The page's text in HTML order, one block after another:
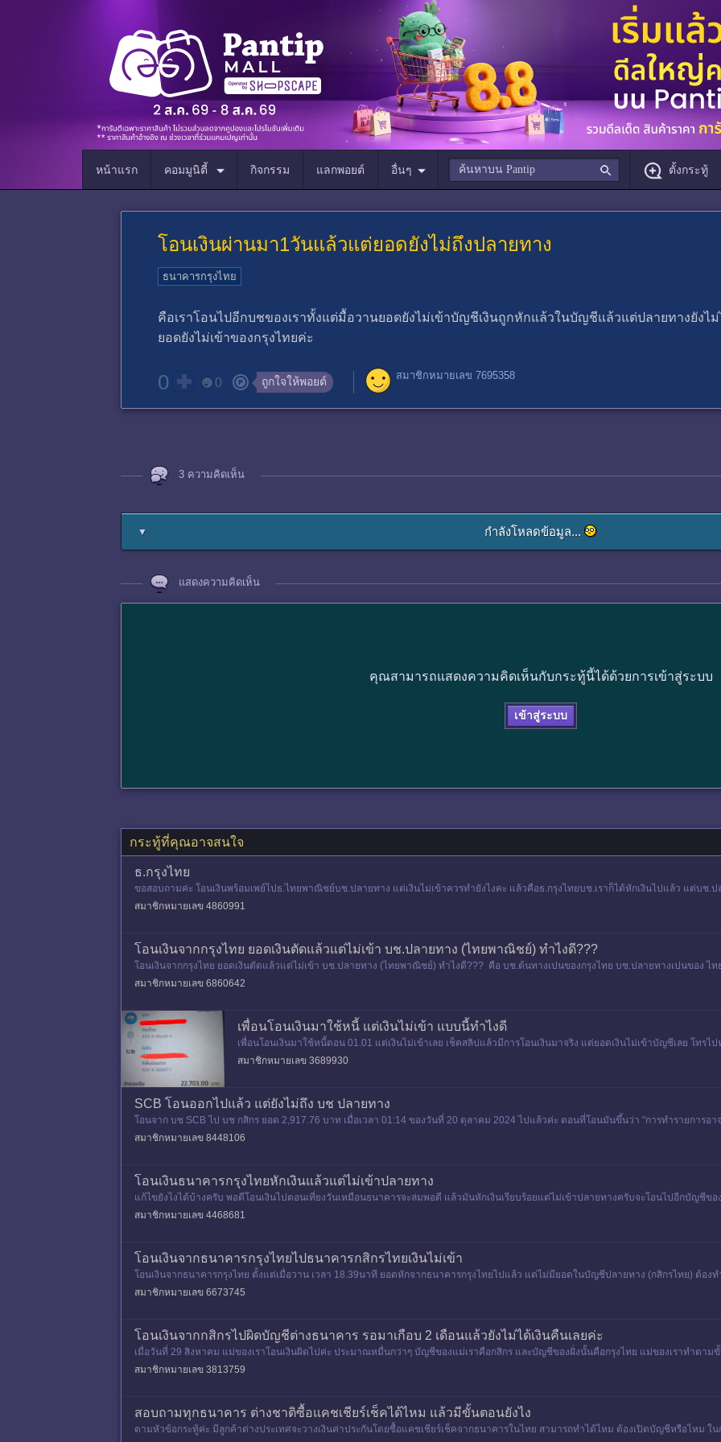
หน้าแรก คอมมูนิตี้ กิจกรรม แลกพอยต์ อื่นๆ ตั้งกระทู้
โอนเงินผ่านมา1วันแล้วแต่ยอดยังไม่ถึงปลายทาง
ธนาคารกรุงไทย
คือเราโอนไปอีกบชของเราทั้งแต่มื้อวานยอดยังไม่เข้าบัญชีเงินถูกหักแล้วในบัญชีแล้วแต่ปลายทางยังไ
ยอดยังไม่เข้าของกรุงไทยค่ะ
0 0 ถูกใจให้พอยต์ สมาชิกหมายเลข 7695358
3 ความคิดเห็น
▼ กำลังโหลดข้อมูล...
แสดงความคิดเห็น
คุณสามารถแสดงความคิดเห็นกับกระทู้นี้ได้ด้วยการเข้าสู่ระบบ
เข้าสู่ระบบ
กระทู้ที่คุณอาจสนใจ
ธ.กรุงไทย
ขอสอบถามค่ะ โอนเงินพร้อมเพย์ไปธ.ไทยพาณิชย์บช.ปลายทาง แต่เงินไม่เข้าควรทำยังไงคะ แล้วคือธ.กรุงไทยบช.เราก็ได้หักเงินไปแล้ว แต่บช.ป
สมาชิกหมายเลข 4860991
โอนเงินจากกรุงไทย ยอดเงินตัดแล้วแต่ไม่เข้า บช.ปลายทาง (ไทยพาณิชย์) ทำไงดี???
โอนเงินจากกรุงไทย ยอดเงินตัดแล้วแต่ไม่เข้า บช.ปลายทาง (ไทยพาณิชย์) ทำไงดี??? คือ บช.ต้นทางเปนของกรุงไทย บช.ปลายทางเปนของ
งอีก ผ่านมา 10 ชม.แล่ว
สมาชิกหมายเลข 6860642
เพื่อนโอนเงินมาใช้หนี้ แต่เงินไม่เข้า แบบนี้ทำไงดี
เพื่อนโอนเงินมาใช้หนี้ตอน 01.01 แต่เงินไม่เข้าเลย เช็คสลิปแล้วมีการโอนเงินมาจริง แต่ยอดเงินไม่เข้าบัญชีเลย โท
อธนาคาร แต่เพื่อนไม่ยอมติดต่อให้เลย แบบนี
สมาชิกหมายเลข 3689930
SCB โอนออกไปแล้ว แต่ยังไม่ถึง บช ปลายทาง
โอนจาก บช SCB ไป บช กสิกร ยอด 2,917.76 บาท เมื่อเวลา 01:14 ของวันที่ 20 ตุลาคม 2024 ไปแล้วค่ะ ตอนที่โอนมันขึ้นว่า "การทำรายการอ
งิน เติมเงิน หรือจ
สมาชิกหมายเลข 8448106
โอนเงินธนาคารกรุงไทยหักเงินแล้วแต่ไม่เข้าปลายทาง
แก้ไขยังไงได้บ้างครับ พอดีโอนเงินไปตอนเที่ยงวันเหมือนธนาคารจะล่มพอดี แล้วมันหักเงินเรียบร้อยแต่ไม่เข้าปลายทางครับจะโอนไปอีกบัญชี
วยังไม่เข้าเลยครับ ต้
สมาชิกหมายเลข 4468681
โอนเงินจากธนาคารกรุงไทยไปธนาคารกสิกรไทยเงินไม่เข้า
โอนเงินจากธนาคารกรุงไทย ตั้งแต่เมื่อวาน เวลา 18.39นาที ยอดหักจากธนาคารกรุงไทยไปแล้ว แต่ไม่มียอดในบัญชีปลายทาง (กสิกรไทย) ต้องท
สมาชิกหมายเลข 6673745
โอนเงินจากกสิกรไปผิดบัญชีต่างธนาคาร รอมาเกือบ 2 เดือนแล้วยังไม่ได้เงินคืนเลยค่ะ
เมื่อวันที่ 29 สิงหาคม แม่ของเราโอนเงินผิดไปค่ะ ประมาณหมื่นกว่าๆ บัญชีของแม่เราคือกสิกร และบัญชีของฝั่งนั้นคือกรุงไทย แม่ของเราทำตาม
คยลองโทรไปบอกฝั่ง
สมาชิกหมายเลข 3813759
สอบถามทุกธนาคาร ต่างชาติซื้อแคชเชียร์เช็คได้ไหม แล้วมีขั้นตอนยังไง
ตามหัวข้อกระทู้ค่ะ มีลูกค้าต่างประเทศจะวางเงินค่าประกันโดยซื้อแคชเชียร์เช็คจากธนาคารในไทย สามารถทำได้ไหม ต้องเปิดบัญชีหรือไหม